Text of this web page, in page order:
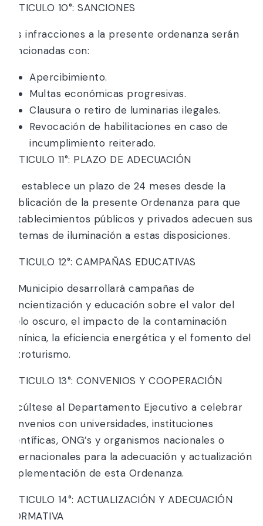
ARTICULO 10°: SANCIONES
Las infracciones a la presente ordenanza serán
sancionadas con:
Apercibimiento.
Multas económicas progresivas.
Clausura o retiro de luminarias ilegales.
Revocación de habilitaciones en caso de
incumplimiento reiterado.
ARTICULO 11°: PLAZO DE ADECUACIÓN
Se establece un plazo de 24 meses desde la
publicación de la presente Ordenanza para que
establecimientos públicos y privados adecuen sus
sistemas de iluminación a estas disposiciones.
ARTICULO 12°: CAMPAÑAS EDUCATIVAS
El Municipio desarrollará campañas de
concientización y educación sobre el valor del
cielo oscuro, el impacto de la contaminación
lumínica, la eficiencia energética y el fomento del
astroturismo.
ARTICULO 13°: CONVENIOS Y COOPERACIÓN
Facúltese al Departamento Ejecutivo a celebrar
convenios con universidades, instituciones
científicas, ONG’s y organismos nacionales o
internacionales para la adecuación y actualización
implementación de esta Ordenanza.
ARTICULO 14°: ACTUALIZACIÓN Y ADECUACIÓN
NORMATIVA